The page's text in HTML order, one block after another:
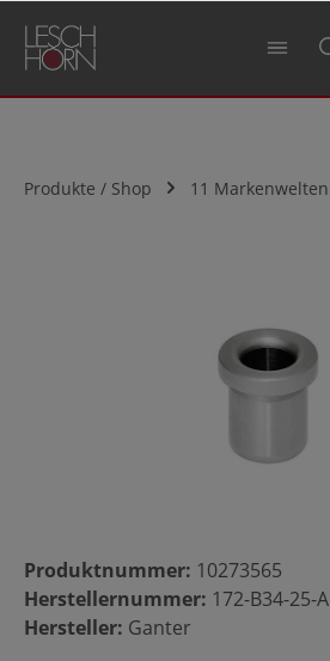
springen
Produkte / Shop 11 Markenwelten
Produktnummer: 10273565
Herstellernummer: 172-B34-25-A
Hersteller: Ganter